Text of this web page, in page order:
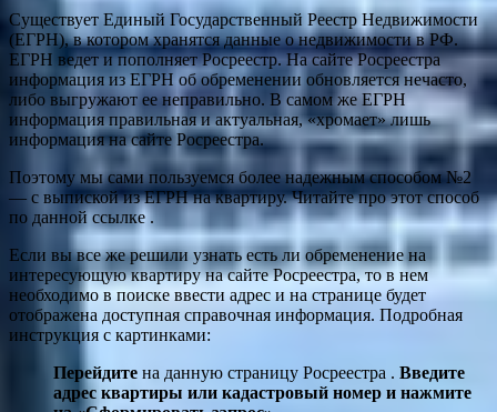
Существует Единый Государственный Реестр Недвижимости
(ЕГРН), в котором хранятся данные о недвижимости в РФ.
ЕГРН ведет и пополняет Росреестр. На сайте Росреестра
информация из ЕГРН об обременении обновляется нечасто,
либо выгружают ее неправильно. В самом же ЕГРН
информация правильная и актуальная, «хромает» лишь
информация на сайте Росреестра.
Поэтому мы сами пользуемся более надежным способом №2
— с выпиской из ЕГРН на квартиру. Читайте про этот способ
по данной ссылке .
Если вы все же решили узнать есть ли обременение на
интересующую квартиру на сайте Росреестра, то в нем
необходимо в поиске ввести адрес и на странице будет
отображена доступная справочная информация. Подробная
инструкция с картинками:
Перейдите на данную страницу Росреестра . Введите
адрес квартиры или кадастровый номер и нажмите